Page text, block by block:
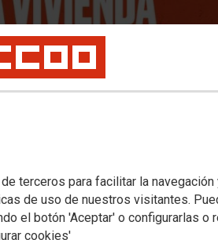
terceros para facilitar la navegación
de uso de nuestros visitantes.
el botón 'Aceptar' o configurarlas o
cookies'